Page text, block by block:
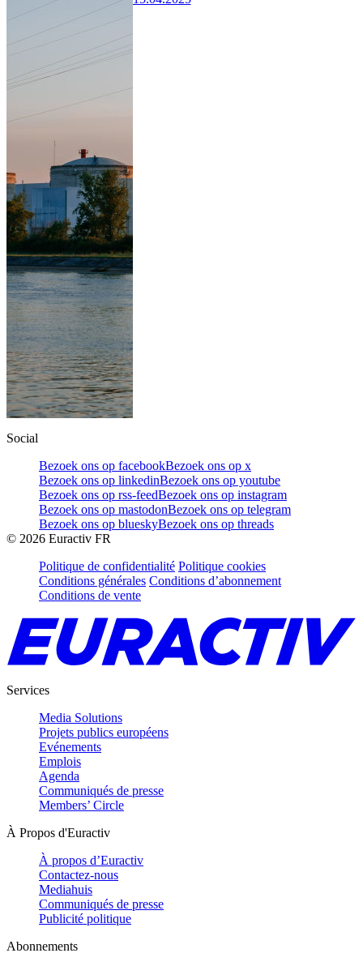
Social
Bezoek ons op facebookBezoek ons op x
Bezoek ons op linkedinBezoek ons op youtube
Bezoek ons op rss-feedBezoek ons op instagram
Bezoek ons op mastodonBezoek ons op telegram
Bezoek ons op blueskyBezoek ons op threads
© 2026 Euractiv FR
Politique de confidentialité Politique cookies
Conditions générales Conditions d’abonnement
Conditions de vente
Services
Media Solutions
Projets publics européens
Evénements
Emplois
Agenda
Communiqués de presse
Members’ Circle
À Propos d'Euractiv
À propos d’Euractiv
Contactez-nous
Mediahuis
Communiqués de presse
Publicité politique
Abonnements